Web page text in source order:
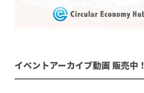
イベントアーカイブ動画 販売中！